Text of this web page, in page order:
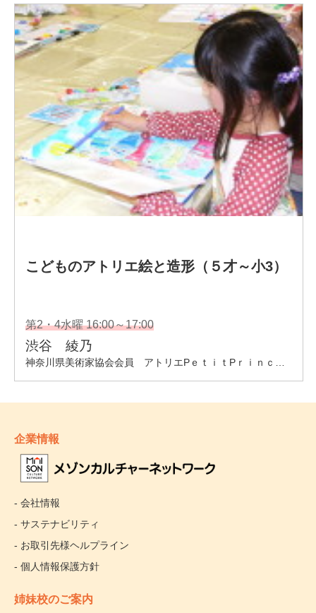
企業情報
- 会社情報
- サステナビリティ
- お取引先様ヘルプライン
- 個人情報保護方針
姉妹校のご案内